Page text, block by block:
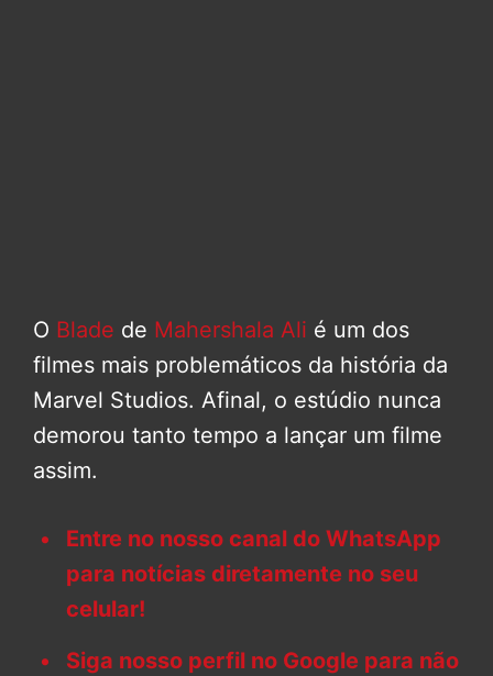
O Blade de Mahershala Ali é um dos
filmes mais problemáticos da história da
Marvel Studios. Afinal, o estúdio nunca
demorou tanto tempo a lançar um filme
assim.
Entre no nosso canal do WhatsApp
para notícias diretamente no seu
celular!
Siga nosso perfil no Google para não